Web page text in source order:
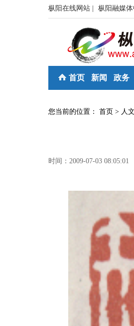
枞阳在线网站 | 枞阳融媒
首页 新闻 政务
您当前的位置： 首页 > 人文
时间：2009-07-03 08:05:01